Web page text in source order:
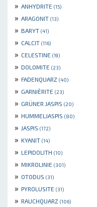
» ANHYDRITE (15)
» ARAGONIT (13)
» BARYT (41)
» CALCIT (116)
» CELESTINE (19)
» DOLOMITE (23)
» FADENQUARZ (40)
» GARNIÈRITE (23)
» GRÜNER JASPIS (20)
» HUMMELJASPIS (80)
» JASPIS (172)
» KYANIT (14)
» LEPIDOLITH (10)
» MIKROLINIE (301)
» OTODUS (31)
» PYROLUSITE (31)
» RAUCHQUARZ (106)